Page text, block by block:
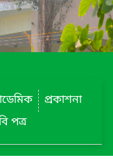
প্রকাশনা
পত্র